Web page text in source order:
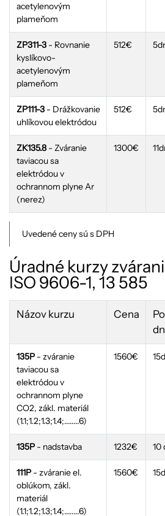
acetylenovým
plameňom
ZP311-3 - Rovnanie
kyslíkovo-
acetylenovým
plameňom
512€
ZP111-3 - Drážkovanie
uhlíkovou elektródou
512€
ZK135.8 - Zváranie
taviacou sa
elektródou v
ochrannom plyne Ar
(nerez)
1300€
Uvedené ceny sú s DPH
Úradné kurzy
ISO 9606-1, 13 585
Názov kurzu Cena
135P- zváranie
taviacou sa
elektródou v
ochrannom plyne
CO2, zákl. materiál
(1.1;1.2;1.3;1.4;........6)
1560€
135P- nadstavba 1232€ 10
111P- zváranie el.
oblúkom, zákl.
materiál
(1.1;1.2;1.3;1.4;........6)
1560€